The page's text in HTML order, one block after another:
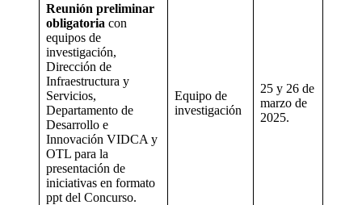
Reunión preliminar
obligatoria con
equipos de
investigación,
Dirección de
Infraestructura y
Servicios,
Departamento de
Desarrollo e
Innovación VIDCA y
OTL para la
presentación de
iniciativas en formato
ppt del Concurso.
Equipo de
investigación
25 y 26 de
marzo de
2025.